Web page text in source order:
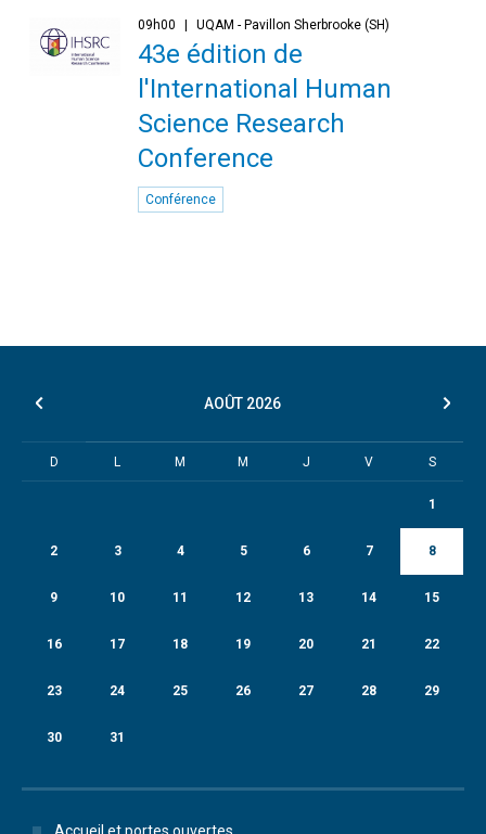
09h00 UQAM - Pavillon Sherbrooke (SH)
43e édition de
l'International Human
Science Research
Conference
Conférence
AOÛT 2026
D L M M J V S
1
2 3 4 5 6 7 8
9 10 11 12 13 14 15
16 17 18 19 20 21 22
23 24 25 26 27 28 29
30 31